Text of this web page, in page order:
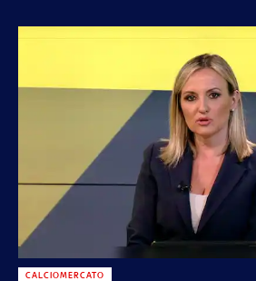
CALCIOMERCATO